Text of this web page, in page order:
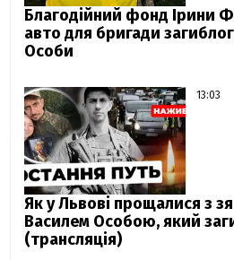
Благодійний фонд Ірини
авто для бригади
Особи
13:03
Як у Львові прощалися з
Василем Особою, який
(трансляція)